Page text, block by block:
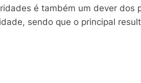
é também um dever
sendo que o principal